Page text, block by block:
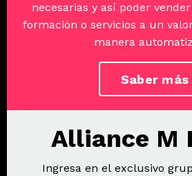
necesarias y así poder
formación o servicios a un
manera
Saber más
Alliance M
Ingresa en el exclusivo